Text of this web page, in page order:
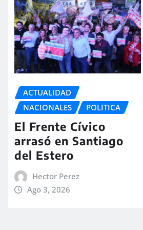
ACTUALIDAD
NACIONALES
POLITICA
El Frente Cívico
arrasó en Santiago
del Estero
Hector Perez
Ago 3, 2026